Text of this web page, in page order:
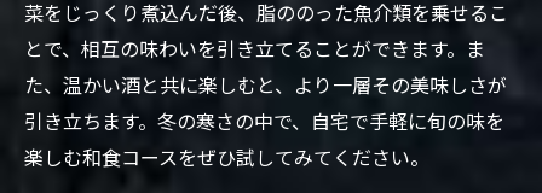
菜をじっくり煮込んだ後、脂ののった魚介類を乗せるこ
とで、相互の味わいを引き立てることができます。ま
た、温かい酒と共に楽しむと、より一層その美味しさが
引き立ちます。冬の寒さの中で、自宅で手軽に旬の味を
楽しむ和食コースをぜひ試してみてください。